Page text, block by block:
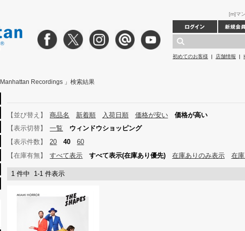
[m]マ
初めてのお客様 | 店舗情報 |
Manhattan Recordings 」検索結果
【並び替え】 商品名 新着順 入荷日順 価格が安い
価格が高い
【表示切替】
一覧
ウィンドウショッピング
【表示件数】
20 40
60
【在庫有無】
すべて表示 すべて表示(在庫あり優先) 在庫ありのみ表示 在
1 件中 1-1 件表示